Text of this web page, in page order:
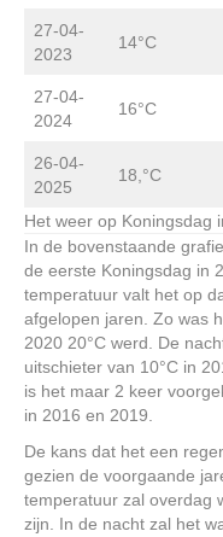
27-04-
2023
14°C
27-04-
2024
16°C
26-04-
2025
18,°C
Het weer op Koningsdag
In de bovenstaande
de eerste Koningsdag in
temperatuur valt het op
afgelopen jaren. Zo was
2020 20°C werd. De
uitschieter van 10°C in
is het maar 2 keer
in 2016 en 2019.
De kans dat het een
gezien de voorgaande
temperatuur zal overdag
zijn. In de nacht zal het